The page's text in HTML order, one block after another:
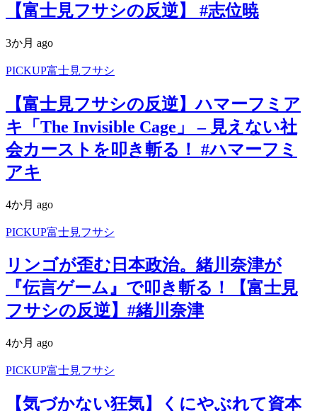
【富士見フサシの反逆】 #志位暁
3か月 ago
PICKUP富士見フサシ
【富士見フサシの反逆】ハマーフミア
キ「The Invisible Cage」 – 見えない社
会カーストを叩き斬る！ #ハマーフミ
アキ
4か月 ago
PICKUP富士見フサシ
リンゴが歪む日本政治。緒川奈津が
『伝言ゲーム』で叩き斬る！【富士見
フサシの反逆】#緒川奈津
4か月 ago
PICKUP富士見フサシ
【気づかない狂気】くにやぶれて資本